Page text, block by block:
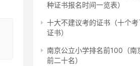
种证书报名时间一览表）
十大不建议考的证书（十个
证书）
南京公立小学排名前100（南
前二十名）